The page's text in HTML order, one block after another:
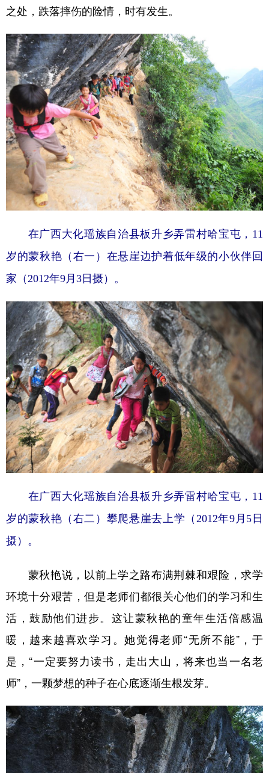
之处，跌落摔伤的险情，时有发生。
在广西大化瑶族自治县板升乡弄雷村哈宝屯，11
岁的蒙秋艳（右一）在悬崖边护着低年级的小伙伴回
家（2012年9月3日摄）。
在广西大化瑶族自治县板升乡弄雷村哈宝屯，11
岁的蒙秋艳（右二）攀爬悬崖去上学（2012年9月5日
摄）。
蒙秋艳说，以前上学之路布满荆棘和艰险，求学
环境十分艰苦，但是老师们都很关心他们的学习和生
活，鼓励他们进步。这让蒙秋艳的童年生活倍感温
暖，越来越喜欢学习。她觉得老师“无所不能”，于
是，“一定要努力读书，走出大山，将来也当一名老
师”，一颗梦想的种子在心底逐渐生根发芽。